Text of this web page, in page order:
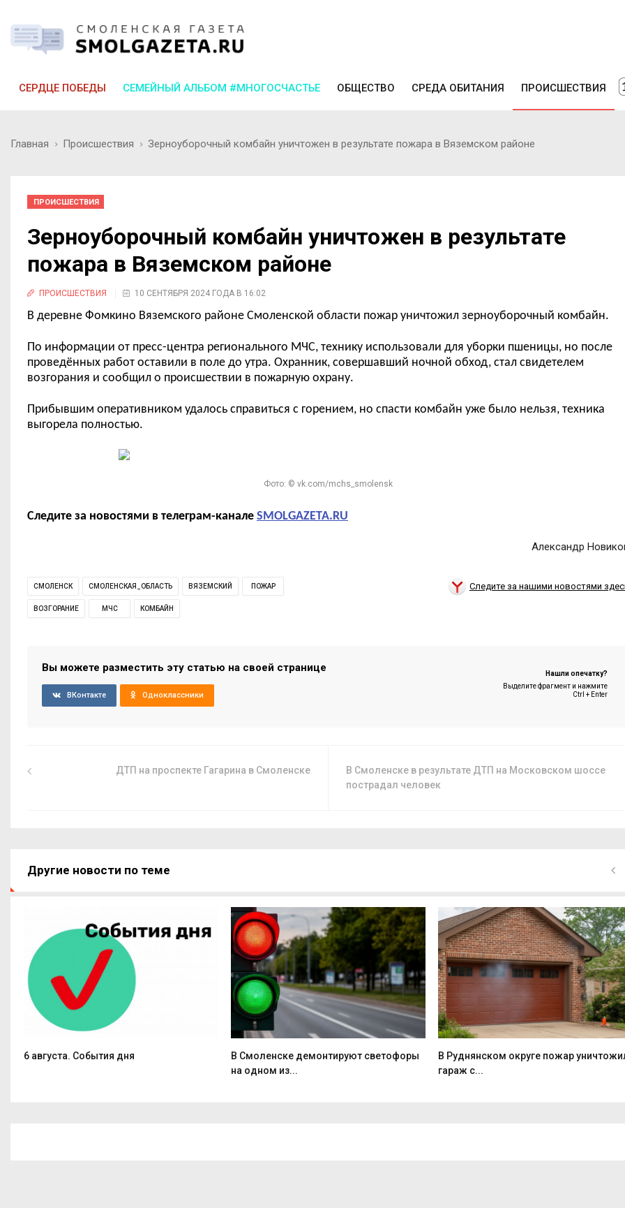
СЕРДЦЕ ПОБЕДЫ СЕМЕЙНЫЙ АЛЬБОМ #МНОГОСЧАСТЬЕ ОБЩЕСТВО СРЕДА ОБИТАНИЯ ПРОИСШЕСТВИЯ
Главная Происшествия Зерноуборочный комбайн уничтожен в результате пожара в Вяземском районе
ПРОИСШЕСТВИЯ
Зерноуборочный комбайн уничтожен в результате
пожара в Вяземском районе
ПРОИСШЕСТВИЯ 10 СЕНТЯБРЯ 2024 ГОДА В 16:02
В деревне Фомкино Вяземского районе Смоленской области пожар уничтожил зерноуборочный комбайн.
По информации от пресс-центра регионального МЧС, технику использовали для уборки пшеницы, но после
проведённых работ оставили в поле до утра. Охранник, совершавший ночной обход, стал свидетелем
возгорания и сообщил о происшествии в пожарную охрану.
Прибывшим оперативником удалось справиться с горением, но спасти комбайн уже было нельзя, техника
выгорела полностью.
Фото: © vk.com/mchs_smolensk
Следите за новостями в телеграм-канале SMOLGAZETA.RU
Александр
СМОЛЕНСК СМОЛЕНСКАЯ_ОБЛАСТЬ ВЯЗЕМСКИЙ ПОЖАР
ВОЗГОРАНИЕ МЧС КОМБАЙН
Следите за нашими новостями
Вы можете разместить эту статью на своей странице
ВКонтакте Одноклассники
Нашли опечатку?
Выделите фрагмент и нажмите
Ctrl + Enter
ДТП на проспекте Гагарина в Смоленске
В Смоленске в результате ДТП на Московском шоссе
пострадал человек
Другие новости по теме
6 августа. События дня
В Смоленске демонтируют светофоры
на одном из...
В Руднянском округе пожар
гараж с...